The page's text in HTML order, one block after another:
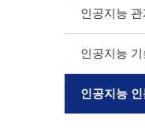
인공지능
인공지능
인공지능